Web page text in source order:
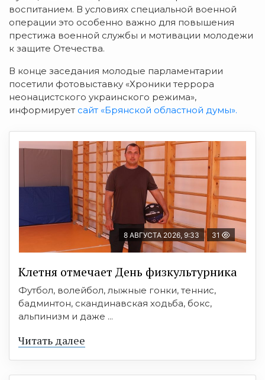
воспитанием. В условиях специальной военной
операции это особенно важно для повышения
престижа военной службы и мотивации молодежи
к защите Отечества.
В конце заседания молодые парламентарии
посетили фотовыставку «Хроники террора
неонацистского украинского режима»,
информирует сайт «Брянской областной думы».
8 АВГУСТА 2026, 9:33 31
Клетня отмечает День физкультурника
Футбол, волейбол, лыжные гонки, теннис,
бадминтон, скандинавская ходьба, бокс,
альпинизм и даже ...
Читать далее